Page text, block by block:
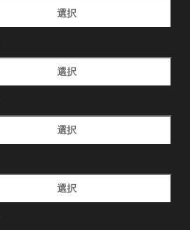
選択
選択
選択
選択